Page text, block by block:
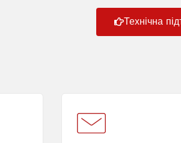
Технічна